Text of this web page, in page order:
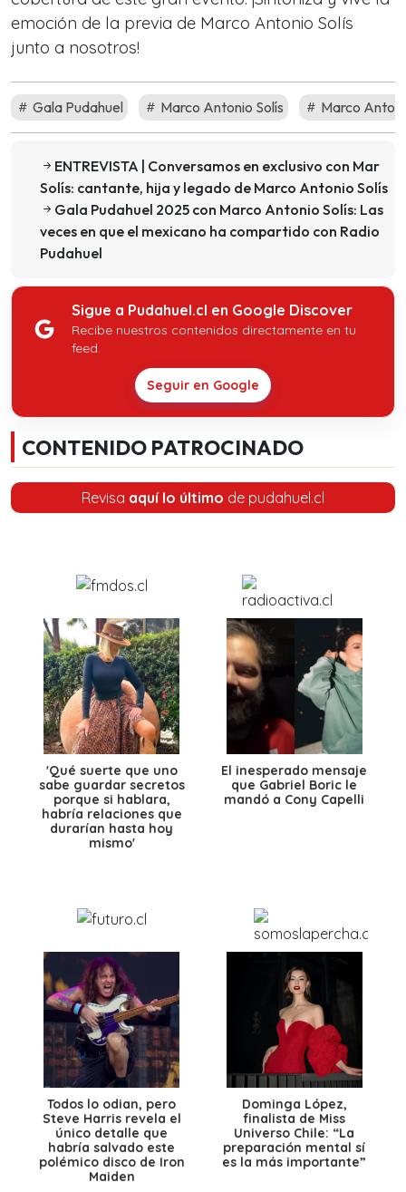
emoción de la previa de Marco Antonio Solís
junto a nosotros!
Gala Pudahuel Marco Antonio Solís Marco
ENTREVISTA | Conversamos en exclusivo con Mar
Solís: cantante, hija y legado de Marco Antonio Solís
Gala Pudahuel 2025 con Marco Antonio Solís: Las
veces en que el mexicano ha compartido con Radio
Pudahuel
Sigue a Pudahuel.cl en Google Discover
Recibe nuestros contenidos directamente en tu
feed.
Seguir en Google
CONTENIDO PATROCINADO
Revisa aquí lo último de pudahuel.cl
'Qué suerte que uno
sabe guardar secretos
porque si hablara,
habría relaciones que
durarían hasta hoy
mismo'
El inesperado mensaje
que Gabriel Boric le
mandó a Cony Capelli
Todos lo odian, pero
Steve Harris revela el
único detalle que
habría salvado este
polémico disco de Iron
Maiden
Dominga López,
finalista de Miss
Universo Chile: “La
preparación mental sí
es la más importante”